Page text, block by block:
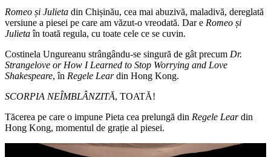
Romeo și Julieta din Chișinău, cea mai abuzivă, maladivă, dereglată
versiune a piesei pe care am văzut-o vreodată. Dar e Romeo și
Julietaîn toată regula, cu toate cele ce se cuvin.
Costinela Ungureanu strângându-se singură de gât precum Dr.
Strangelove or How I Learned to Stop Worrying and Love
Shakespeare, în Regele Leardin Hong Kong.
SCORPIA NEÎMBLÂNZITĂ, TOATĂ!
Tăcerea pe care o impune Pieta cea prelungă din Regele Leardin
Hong Kong, momentul de grație al piesei.